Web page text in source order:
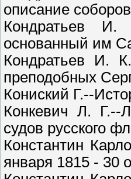
описание
Кондратьев И.
основанный им
Кондратьев И.
преподобных
Кониский Г.--
Конкевич Л. Г.--
судов русского
Константин
января 1815 - 30